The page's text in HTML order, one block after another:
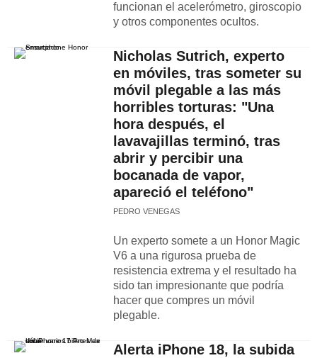
funcionan el acelerómetro, giroscopio
y otros componentes ocultos.
Nicholas Sutrich, experto
en móviles, tras someter su
móvil plegable a las más
horribles torturas: "Una
hora después, el
lavavajillas terminó, tras
abrir y percibir una
bocanada de vapor,
apareció el teléfono"
PEDRO VENEGAS
Un experto somete a un Honor Magic
V6 a una rigurosa prueba de
resistencia extrema y el resultado ha
sido tan impresionante que podría
hacer que compres un móvil
plegable.
Alerta iPhone 18, la subida